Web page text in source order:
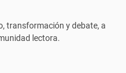
transformación y debate, a
lectora.